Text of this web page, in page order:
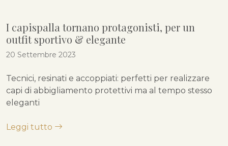
I capispalla tornano protagonisti, per un
outfit sportivo & elegante
20 Settembre 2023
Tecnici, resinati e accoppiati: perfetti per realizzare
capi di abbigliamento protettivi ma al tempo stesso
eleganti
Leggi tutto